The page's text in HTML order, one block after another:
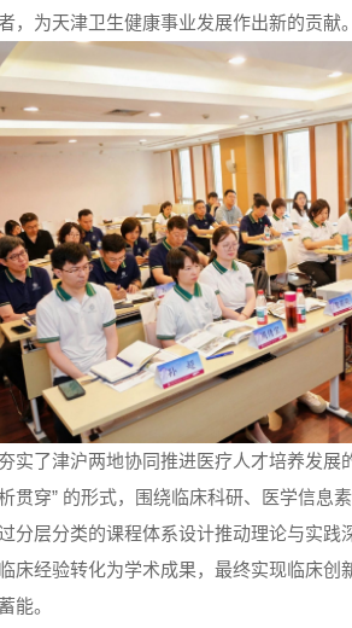
，为天津卫生健康事业发展作出新的贡献
实了津沪两地协同推进医疗人才培养发展
贯穿” 的形式，围绕临床科研、医学信息
分层分类的课程体系设计推动理论与实践
床经验转化为学术成果，最终实现临床创
能。